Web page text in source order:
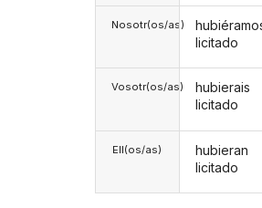
Nosotr(os/as)
Vosotr(os/as)
Ell(os/as)
licitado
hubierais
licitado
hubieran
licitado